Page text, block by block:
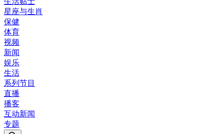
星座与生肖
保健
体育
视频
新闻
娱乐
生活
系列节目
直播
播客
互动新闻
专题